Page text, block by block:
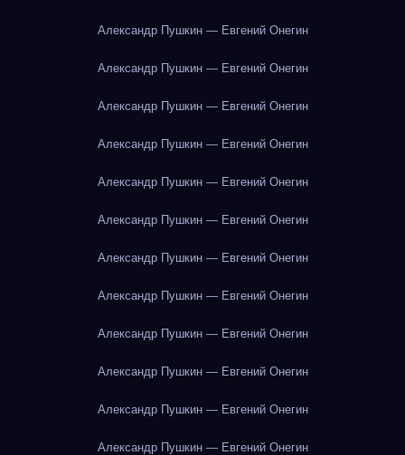
Александр Пушкин — Евгений Онегин
Александр Пушкин — Евгений Онегин
Александр Пушкин — Евгений Онегин
Александр Пушкин — Евгений Онегин
Александр Пушкин — Евгений Онегин
Александр Пушкин — Евгений Онегин
Александр Пушкин — Евгений Онегин
Александр Пушкин — Евгений Онегин
Александр Пушкин — Евгений Онегин
Александр Пушкин — Евгений Онегин
Александр Пушкин — Евгений Онегин
Александр Пушкин — Евгений Онегин